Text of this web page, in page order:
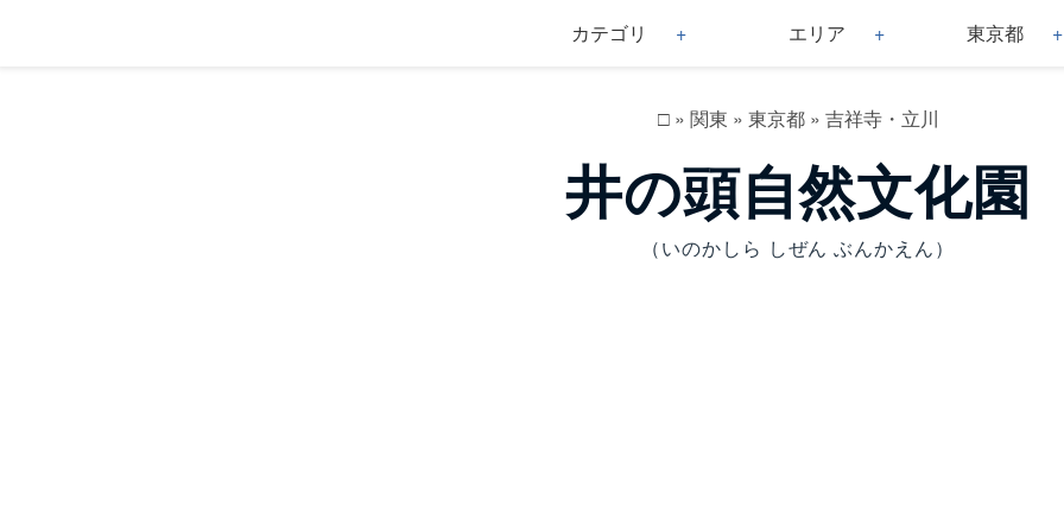
カテゴリ エリア 東京都
□» 関東 » 東京都» 吉祥寺・立川
井の頭自然文化園
（いのかしら しぜん ぶんかえん）